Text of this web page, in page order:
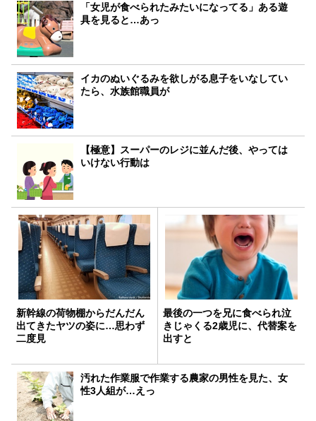
「女児が食べられたみたいになってる」ある遊
具を見ると…あっ
イカのぬいぐるみを欲しがる息子をいなしてい
たら、水族館職員が
【極意】スーパーのレジに並んだ後、やっては
いけない行動は
新幹線の荷物棚からだんだん
出てきたヤツの姿に…思わず
二度見
最後の一つを兄に食べられ泣
きじゃくる2歳児に、代替案を
出すと
汚れた作業服で作業する農家の男性を見た、女
性3人組が…えっ